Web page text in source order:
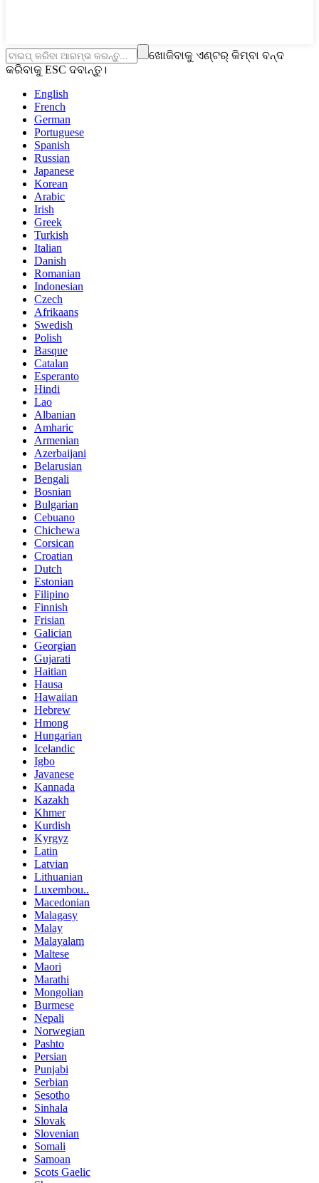
ଖୋଜିବାକୁ ଏଣ୍ଟର୍ କିମ୍ବା ବନ୍ଦ
କରିବାକୁ ESC ଦବାନ୍ତୁ।
English
French
German
Portuguese
Spanish
Russian
Japanese
Korean
Arabic
Irish
Greek
Turkish
Italian
Danish
Romanian
Indonesian
Czech
Afrikaans
Swedish
Polish
Basque
Catalan
Esperanto
Hindi
Lao
Albanian
Amharic
Armenian
Azerbaijani
Belarusian
Bengali
Bosnian
Bulgarian
Cebuano
Chichewa
Corsican
Croatian
Dutch
Estonian
Filipino
Finnish
Frisian
Galician
Georgian
Gujarati
Haitian
Hausa
Hawaiian
Hebrew
Hmong
Hungarian
Icelandic
Igbo
Javanese
Kannada
Kazakh
Khmer
Kurdish
Kyrgyz
Latin
Latvian
Lithuanian
Luxembou..
Macedonian
Malagasy
Malay
Malayalam
Maltese
Maori
Marathi
Mongolian
Burmese
Nepali
Norwegian
Pashto
Persian
Punjabi
Serbian
Sesotho
Sinhala
Slovak
Slovenian
Somali
Samoan
Scots Gaelic